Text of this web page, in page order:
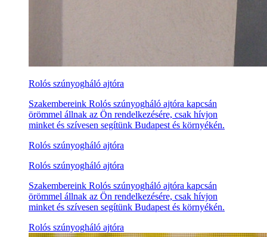
Rolós szúnyogháló ajtóra
Szakembereink Rolós szúnyogháló ajtóra kapcsán
örömmel állnak az Ön rendelkezésére, csak hívjon
minket és szívesen segítünk Budapest és környékén.
Rolós szúnyogháló ajtóra
Rolós szúnyogháló ajtóra
Szakembereink Rolós szúnyogháló ajtóra kapcsán
örömmel állnak az Ön rendelkezésére, csak hívjon
minket és szívesen segítünk Budapest és környékén.
Rolós szúnyogháló ajtóra